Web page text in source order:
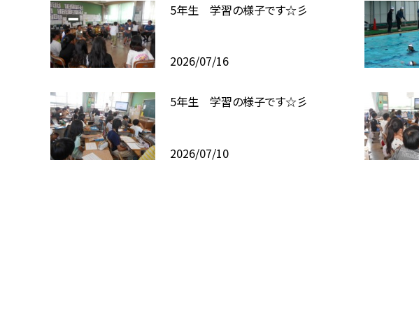
5年生 学習の様子です☆彡
2026/07/16
5年生 学習の様子です☆彡
2026/07/10